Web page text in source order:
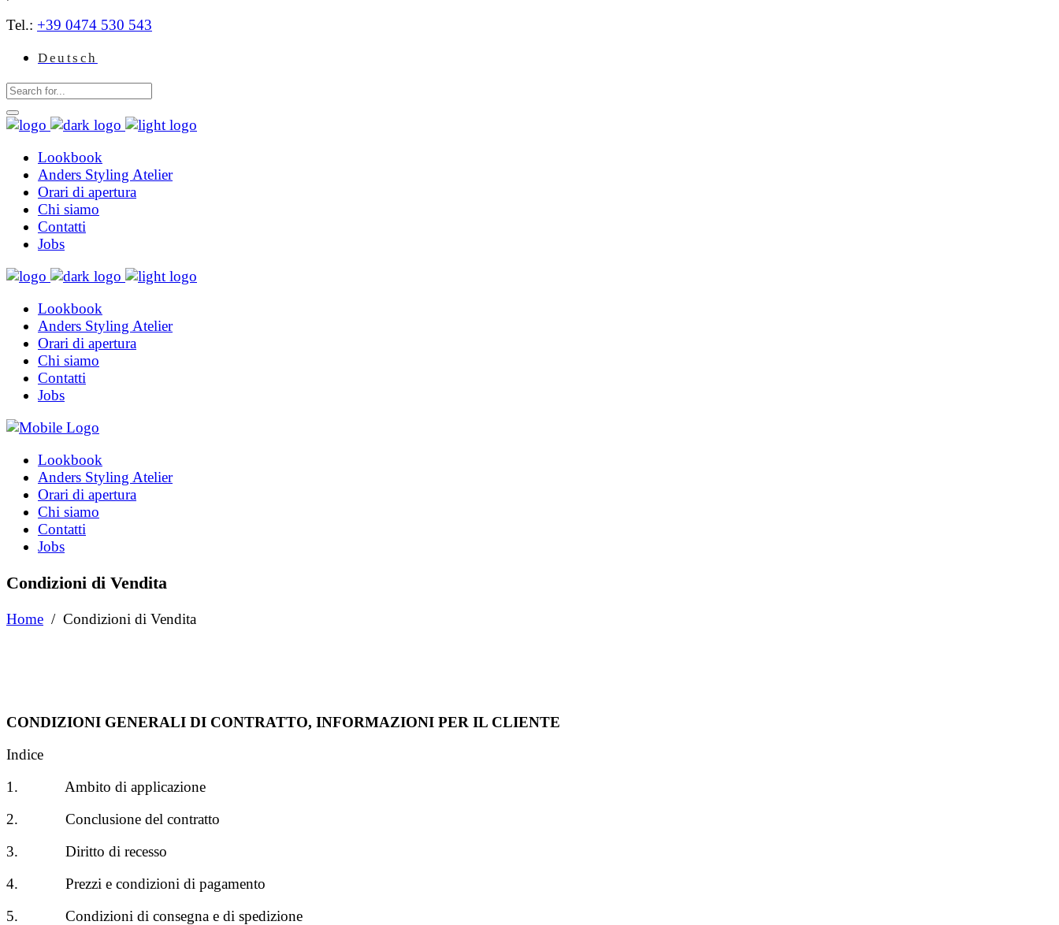
Tel.: +39 0474 530 543
Deutsch
Lookbook
Anders Styling Atelier
Orari di apertura
Chi siamo
Contatti
Jobs
Lookbook
Anders Styling Atelier
Orari di apertura
Chi siamo
Contatti
Jobs
Lookbook
Anders Styling Atelier
Orari di apertura
Chi siamo
Contatti
Jobs
Condizioni di Vendita
Home / Condizioni di Vendita
CONDIZIONI GENERALI DI CONTRATTO, INFORMAZIONI PER IL CLIENTE
Indice
1. Ambito di applicazione
2. Conclusione del contratto
3. Diritto di recesso
4. Prezzi e condizioni di pagamento
5. Condizioni di consegna e di spedizione